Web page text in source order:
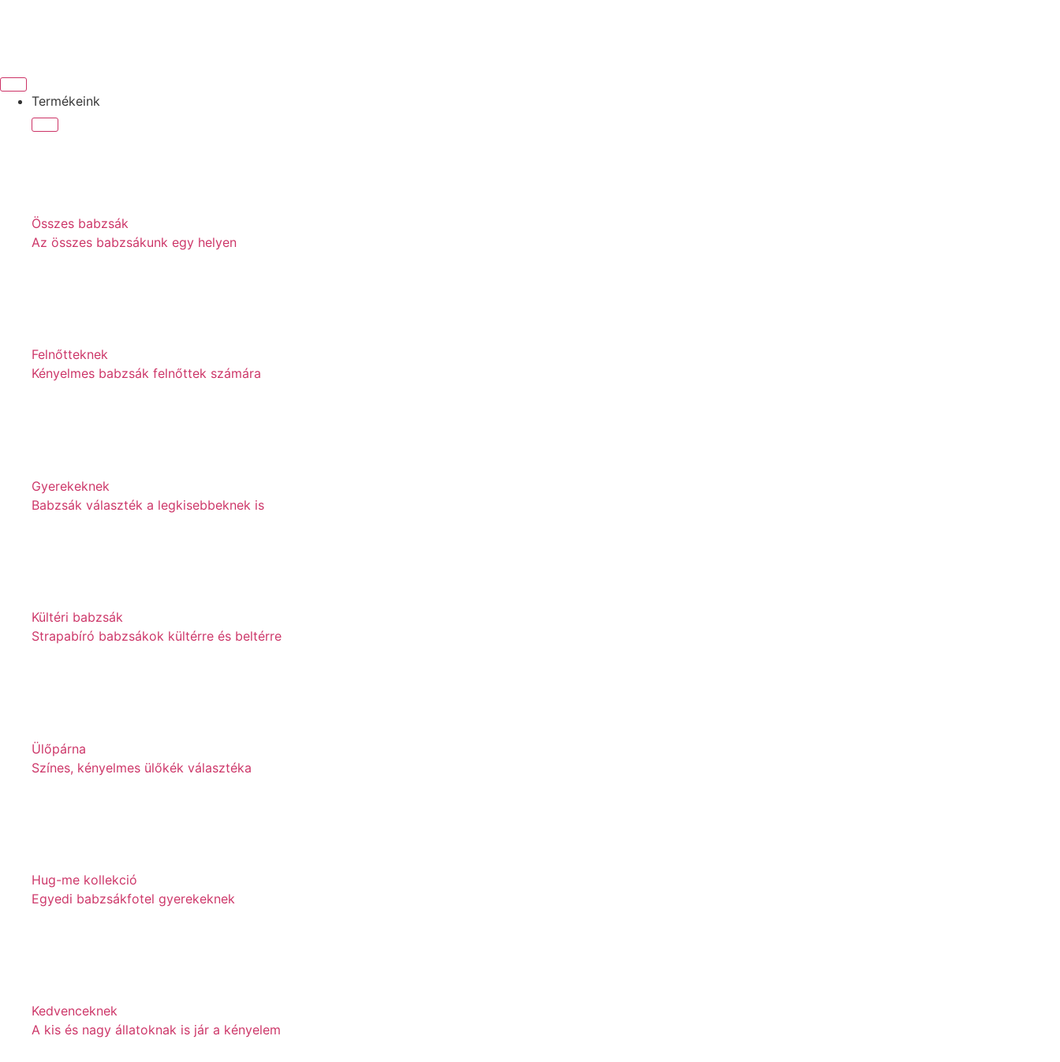
Termékeink
Összes babzsák
Az összes babzsákunk egy helyen
Felnőtteknek
Kényelmes babzsák felnőttek számára
Gyerekeknek
Babzsák választék a legkisebbeknek is
Kültéri babzsák
Strapabíró babzsákok kültérre és beltérre
Ülőpárna
Színes, kényelmes ülőkék választéka
Hug-me kollekció
Egyedi babzsákfotel gyerekeknek
Kedvenceknek
A kis és nagy állatoknak is jár a kényelem